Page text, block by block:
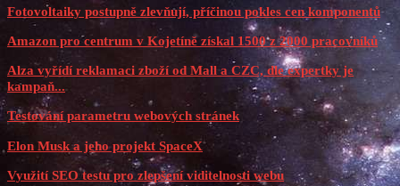
Fotovoltaiky postupně zlevňují, příčinou pokles cen komponentů
Amazon pro centrum v Kojetíně získal 1500 z 2000 pracovníků
Alza vyřídí reklamaci zboží od Mall a CZC, dle expertky je
kampaň...
Testování parametru webových stránek
Elon Musk a jeho projekt SpaceX
Využití SEO testu pro zlepšení viditelnosti webu